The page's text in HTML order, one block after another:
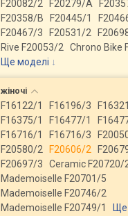
F20082/2
F20279/A
F20358/B
F20445/1
F20467/3
F20531/2
Rive F20053/2
Chrono Bike
Ще моделі ↓
жіночі
F16122/1 F16196/3
F16375/1
F16477/1
F16716/1
F16716/3
F20580/2
F20606/2
F20697/3
Ceramic F20720/
Mademoiselle F20701/5
Mademoiselle F20746/2
Mademoiselle F20749/1
Ще